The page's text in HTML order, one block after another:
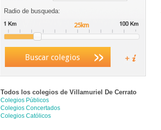
Radio de busqueda:
Buscar colegios
Todos los colegios de Villamuriel De Cerrato
Colegios Públicos
Colegios Concertados
Colegios Católicos